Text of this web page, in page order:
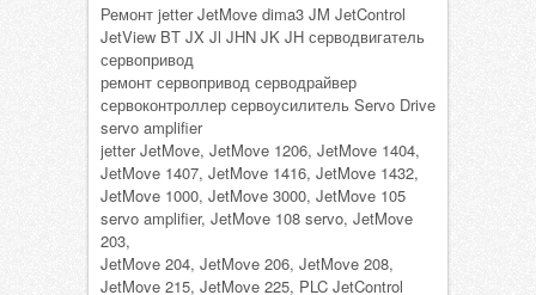
Ремонт jetter JetMove dima3 JM JetControl
JetView BT JX Jl JHN JK JH серводвигатель
сервопривод
ремонт сервопривод серводрайвер
сервоконтроллер сервоусилитель Servo Drive
servo amplifier
jetter JetMove, JetMove 1206, JetMove 1404,
JetMove 1407, JetMove 1416, JetMove 1432,
JetMove 1000, JetMove 3000, JetMove 105
servo amplifier, JetMove 108 servo, JetMove
203,
JetMove 204, JetMove 206, JetMove 208,
JetMove 215, JetMove 225, PLC JetControl